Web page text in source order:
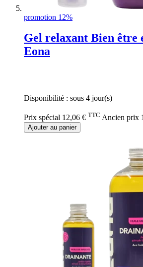
promotion 12%
Gel relaxant Bien être
Eona
Disponibilité : sous 4 jour(s)
Prix spécial 12,06 € TTC Ancien prix
Ajouter au panier